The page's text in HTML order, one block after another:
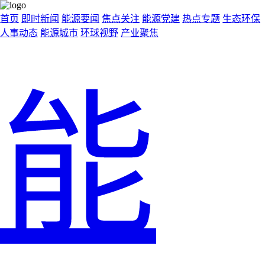
首页 即时新闻 能源要闻 焦点关注 能源党建 热点专题 生态环保
人事动态 能源城市 环球视野 产业聚焦
能